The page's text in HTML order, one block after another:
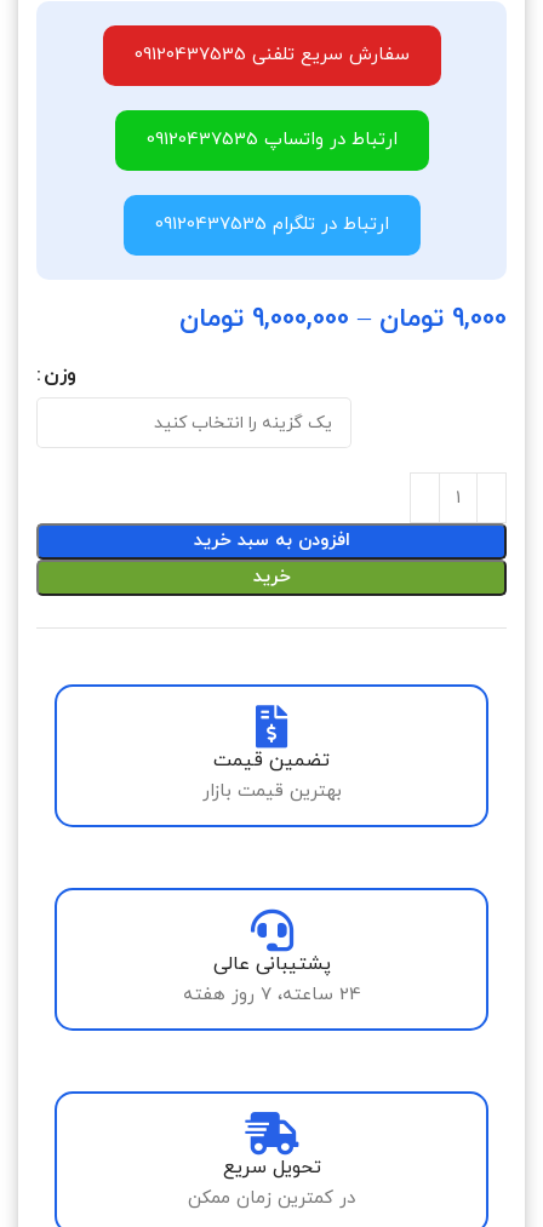
سفارش سریع تلفنی 09120437535
ارتباط در واتساپ 09120437535
ارتباط در تلگرام 09120437535
9,000 تومان –
9,000,000 تومان
وزن
افزودن به سبد خرید
خرید
تضمین قیمت
بهترین قیمت بازار
پشتیبانی عالی
24 ساعته، 7 روز هفته
تحویل سریع
در کمترین زمان ممکن